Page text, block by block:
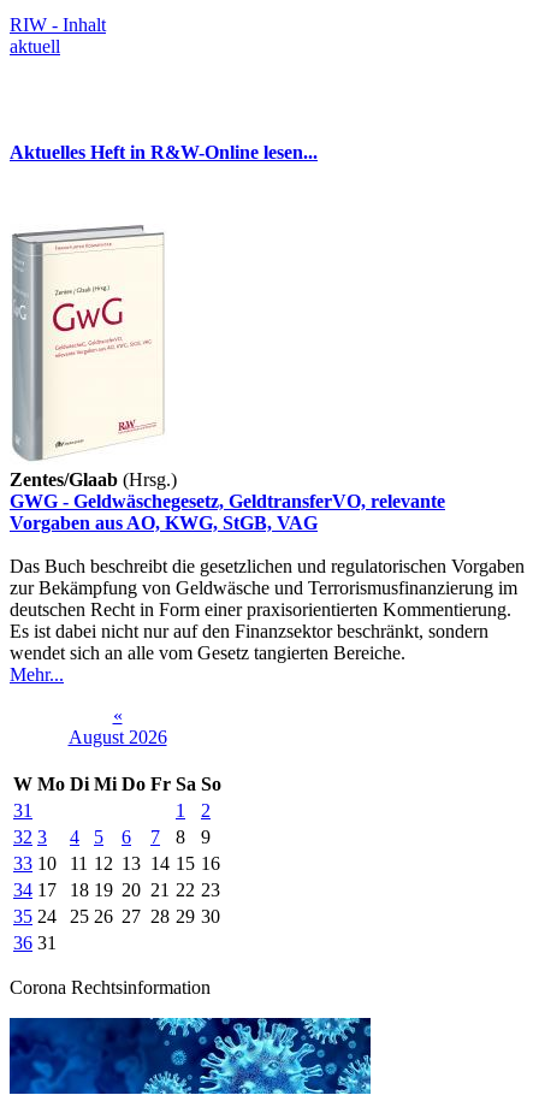
RIW - Inhalt
aktuell
Aktuelles Heft in R&W-Online lesen...
Zentes/Glaab (Hrsg.)
GWG - Geldwäschegesetz, GeldtransferVO, relevante
Vorgaben aus AO, KWG, StGB, VAG
Das Buch beschreibt die gesetzlichen und regulatorischen Vorgaben
zur Bekämpfung von Geldwäsche und Terrorismusfinanzierung im
deutschen Recht in Form einer praxisorientierten Kommentierung.
Es ist dabei nicht nur auf den Finanzsektor beschränkt, sondern
wendet sich an alle vom Gesetz tangierten Bereiche.
Mehr...
«
August 2026
W Mo Di Mi Do Fr Sa So
31
1
2
32 3 4 5 6 7 8
9
33 10 11 12 13 14 15 16
34 17 18 19 20 21 22 23
35 24 25 26 27 28 29 30
36 31
Corona Rechtsinformation